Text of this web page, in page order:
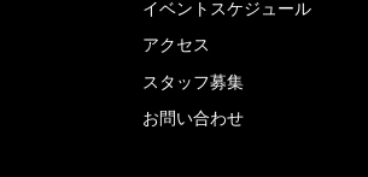
イベントスケジュール
アクセス
スタッフ募集
お問い合わせ